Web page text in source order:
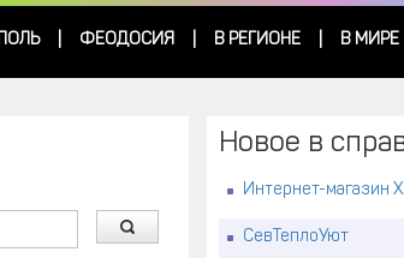
ФЕОДОСИЯ В РЕГИОНЕ В МИРЕ
Новое в
Интернет-магазин
СевТеплоУют